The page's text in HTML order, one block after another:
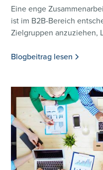
Eine enge
ist im B2B-Bereich
Zielgruppen anzuziehen,
Blogbeitrag lesen